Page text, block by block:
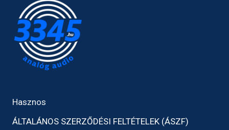
Hasznos
ÁLTALÁNOS SZERZŐDÉSI FELTÉTELEK (ÁSZF)